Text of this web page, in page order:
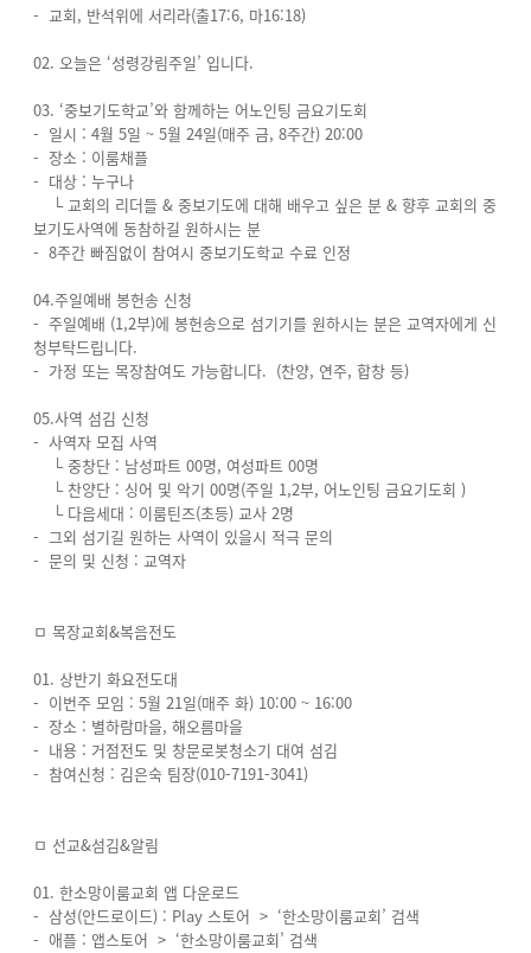
- 교회, 반석위에 서리라(출17:6, 마16:18)
02. 오늘은 ‘성령강림주일’ 입니다.
03. ‘중보기도학교’와 함께하는 어노인팅 금요기도회
- 일시 : 4월 5일 ~ 5월 24일(매주 금, 8주간) 20:00
- 장소 : 이룸채플
- 대상 : 누구나
└ 교회의 리더들 & 중보기도에 대해 배우고 싶은 분 & 향후 교회의 중
보기도사역에 동참하길 원하시는 분
- 8주간 빠짐없이 참여시 중보기도학교 수료 인정
04.주일예배 봉헌송 신청
- 주일예배 (1,2부)에 봉헌송으로 섬기기를 원하시는 분은 교역자에게 신
청부탁드립니다.
- 가정 또는 목장참여도 가능합니다. (찬양, 연주, 합창 등)
05.사역 섬김 신청
- 사역자 모집 사역
└ 중창단 : 남성파트 00명, 여성파트 00명
└ 찬양단 : 싱어 및 악기 00명(주일 1,2부, 어노인팅 금요기도회 )
└ 다음세대 : 이룸틴즈(초등) 교사 2명
- 그외 섬기길 원하는 사역이 있을시 적극 문의
- 문의 및 신청 : 교역자
ㅁ 목장교회&복음전도
01. 상반기 화요전도대
- 이번주 모임 : 5월 21일(매주 화) 10:00 ~ 16:00
- 장소 : 별하람마을, 해오름마을
- 내용 : 거점전도 및 창문로봇청소기 대여 섬김
- 참여신청 : 김은숙 팀장(010-7191-3041)
ㅁ 선교&섬김&알림
01. 한소망이룸교회 앱 다운로드
- 삼성(안드로이드) : Play 스토어 > ‘한소망이룸교회’ 검색
- 애플 : 앱스토어 > ‘한소망이룸교회’ 검색